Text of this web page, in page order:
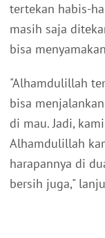
tertekan habis-
masih saja
bisa
"Alhamdulillah
bisa
di mau. Jadi,
Alhamdulillah
harapannya di
bersih juga,"